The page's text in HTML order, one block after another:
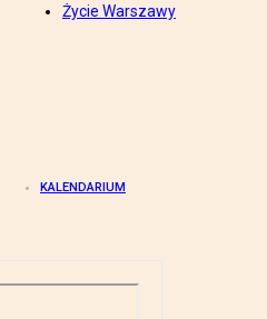
Życie Warszawy
KALENDARIUM